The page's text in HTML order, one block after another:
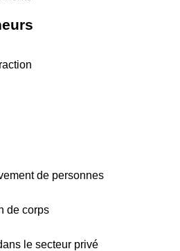
de personnes
de corps
le secteur privé